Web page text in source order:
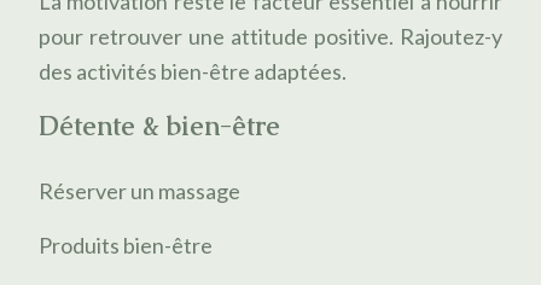
pour retrouver une attitude positive. Rajoutez-y
des activités bien-être adaptées.
Détente & bien-être
Réserver un massage
Produits bien-être